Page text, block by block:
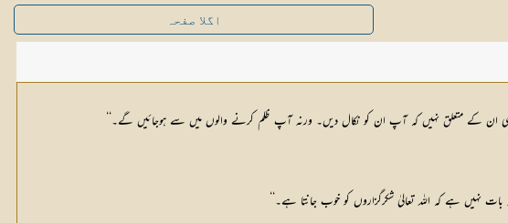
اگلا صفحہ
ان کے متعلق نہیں کہ آپ ان کو نکال دیں۔ ورنہ آپ ظلم کرنے والوں میں سے ہوجائیں گے۔‘‘
نہیں ہے کہ اللہ تعالیٰ شکرگزاروں کو خوب جانتا ہے۔‘‘